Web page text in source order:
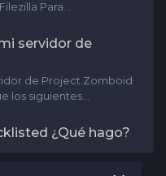
Para...
servidor de
de Project Zomboid
los siguientes...
¿Qué hago?